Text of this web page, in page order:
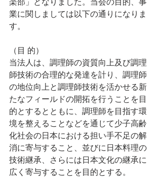
楽部」となりました。当会の目的、事
業に関しましては以下の通りになりま
す。
（目 的）
当法人は、調理師の資質向上及び調理
師技術の合理的な発達を計り、調理師
の地位向上と調理師技術を活かせる新
たなフィールドの開拓を行うことを目
的とするとともに、調理師を目指す環
境を整えることなどを通じて少子高齢
化社会の日本における担い手不足の解
消に寄与すること、並びに日本料理の
技術継承、さらには日本文化の継承に
広く寄与することを目的とする。